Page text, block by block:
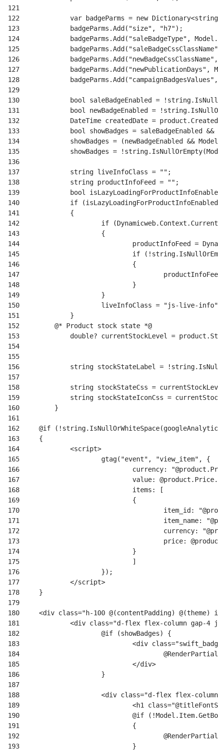
121
122
123
124
125
126
127
128
129
130
131
132
133
134
135
136
137
138
139
140
141
142
143
144
145
146
147
148
149
150
151
152
153
154
155
156
157
158
159
160
161
162
163
164
165
166
167
168
169
170
171
172
173
174
175
176
177
178
179
180
     <div class="h-100 @(contentPadding) @(theme)
181
182
183
184
185
186
187
188
189
190
191
192
193